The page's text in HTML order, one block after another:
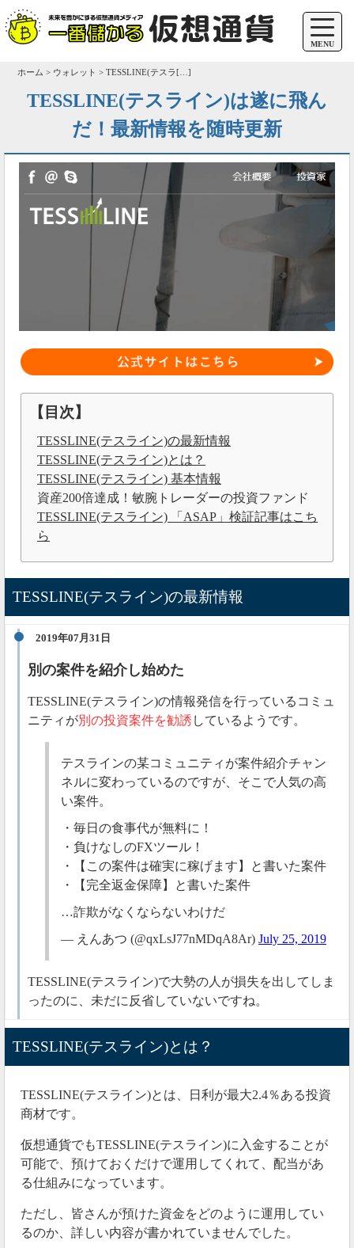
MENU
ホーム > ウォレット > TESSLINE(テスラ[…]
TESSLINE(テスライン)は遂に飛ん
だ！最新情報を随時更新
【目次】
TESSLINE(テスライン)の最新情報
TESSLINE(テスライン)とは？
TESSLINE(テスライン) 基本情報
資産200倍達成！敏腕トレーダーの投資ファンド
TESSLINE(テスライン) 「ASAP」検証記事はこち
ら
TESSLINE(テスライン)の最新情報
2019年07月31日
別の案件を紹介し始めた
TESSLINE(テスライン)の情報発信を行っているコミュ
ニティが別の投資案件を勧誘 しているようです。
テスラインの某コミュニティが案件紹介チャン
ネルに変わっているのですが、そこで人気の高
い案件。
・毎日の食事代が無料に！
・負けなしのFXツール！
・【この案件は確実に稼げます】と書いた案件
・【完全返金保障】と書いた案件
…詐欺がなくならないわけだ
— えんあつ (@qxLsJ77nMDqA8Ar) July 25, 2019
TESSLINE(テスライン)で大勢の人が損失を出してしま
ったのに、未だに反省していないですね。
もし今後も仮想通貨で稼ぎたいのなら、2か月で資産を
30倍にしてくれた「 ビッグバンコイン
しかも日本法人が運営しており、仮想通貨投資で分か
らないことがあれば、何でも相談に乗ってくれる頼も
しいサービスです。
2019年06月11日
TESSLINE(テスライン)が遂に飛んだ
TESSLINE(テスライン)とは？
TESSLINE(テスライン)とは、日利が最大2.4％ある投資
商材です。
仮想通貨でもTESSLINE(テスライン)に入金することが
可能で、預けておくだけで運用してくれて、配当があ
る仕組みになっています。
ただし、皆さんが預けた資金をどのように運用してい
るのか、詳しい内容が書かれていませんでした。